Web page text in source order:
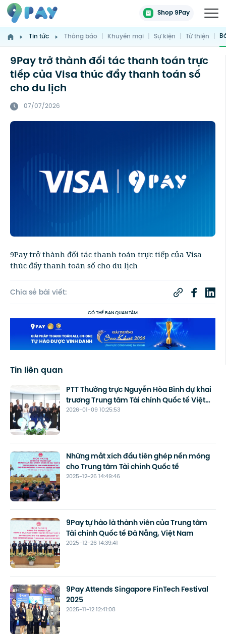
Shop 9Pay
Tin tức Thông báo | Khuyến mại | Sự kiện | Từ thiện |
9Pay trở thành đối tác thanh toán trực
tiếp của Visa thúc đẩy thanh toán số
cho du lịch
07/07/2026
9Pay trở thành đối tác thanh toán trực tiếp của Visa
thúc đẩy thanh toán số cho du lịch
Chia sẻ bài viết:
CÓ THỂ BẠN QUAN TÂM
Tin liên quan
2026-01-09 10:25:53
PTT Thường trực Nguyễn Hòa Bình dự khai
trương Trung tâm Tài chính Quốc tế Việt
Nam tại Đà Nẵng
2025-12-26 14:49:46
Những mắt xích đầu tiên ghép nền móng
cho Trung tâm Tài chính Quốc tế
2025-12-26 14:39:41
9Pay tự hào là thành viên của Trung tâm
Tài chính Quốc tế Đà Nẵng, Việt Nam
2025-11-12 12:41:08
9Pay Attends Singapore FinTech Festival
2025